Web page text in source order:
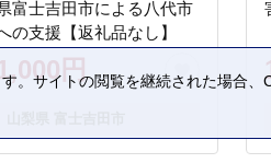
富士吉田市による八代市
の支援【返礼品なし】
円
。サイトの閲覧を継続された場合